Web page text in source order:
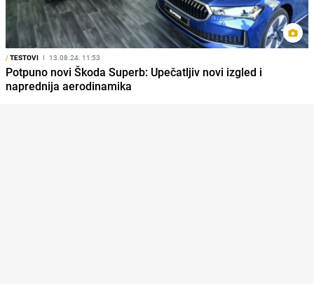
/TESTOVI I 13.08.24. 11:53
Potpuno novi Škoda Superb: Upečatljiv novi izgled i
naprednija aerodinamika